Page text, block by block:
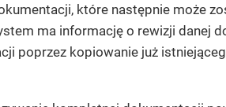
które następnie może
ma informację o rewizji danej
poprzez kopiowanie już